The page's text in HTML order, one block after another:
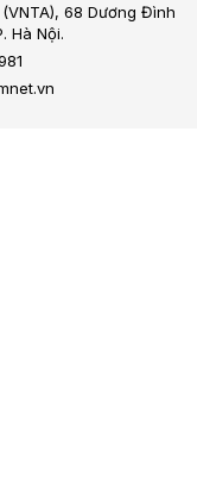
68 Dương Đình
Hà Nội.